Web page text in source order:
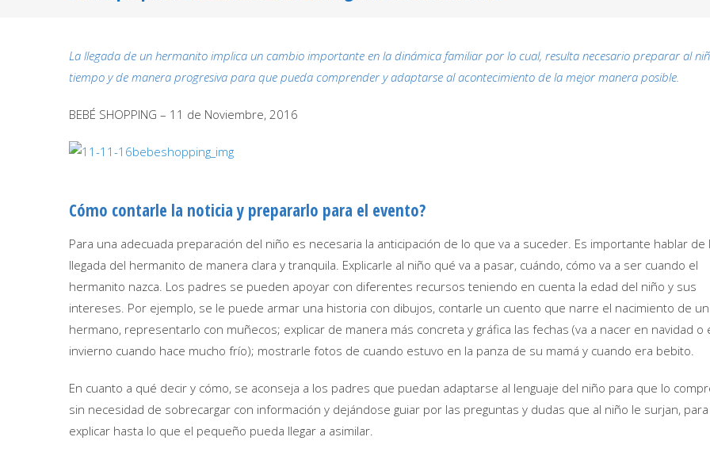
La llegada de un hermanito implica un cambio importante en la dinámica familiar por lo cual, resulta necesario preparar al
tiempo y de manera progresiva para que pueda comprender y adaptarse al acontecimiento de la mejor manera posible.
BEBÉ SHOPPING – 11 de Noviembre, 2016
Cómo contarle la noticia y prepararlo para el evento?
Para una adecuada preparación del niño es necesaria la anticipación de lo que va a suceder. Es importante hablar de
llegada del hermanito de manera clara y tranquila. Explicarle al niño qué va a pasar, cuándo, cómo va a ser cuando el
hermanito nazca. Los padres se pueden apoyar con diferentes recursos teniendo en cuenta la edad del niño y sus
intereses. Por ejemplo, se le puede armar una historia con dibujos, contarle un cuento que narre el nacimiento de un
hermano, representarlo con muñecos; explicar de manera más concreta y gráfica las fechas (va a nacer en navidad o
invierno cuando hace mucho frío); mostrarle fotos de cuando estuvo en la panza de su mamá y cuando era bebito.
En cuanto a qué decir y cómo, se aconseja a los padres que puedan adaptarse al lenguaje del niño para que lo
sin necesidad de sobrecargar con información y dejándose guiar por las preguntas y dudas que al niño le surjan, para
explicar hasta lo que el pequeño pueda llegar a asimilar.